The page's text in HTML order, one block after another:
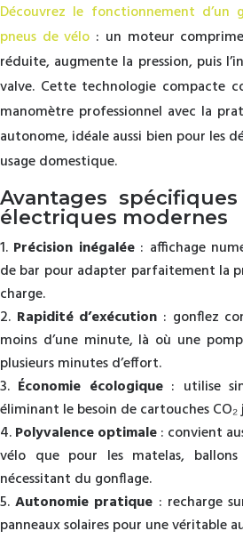
Découvrez le fonctionnement d’un
pneus de vélo : un moteur
réduite, augmente la pression, puis
valve. Cette technologie compacte
manomètre professionnel avec la
autonome, idéale aussi bien pour les
usage domestique.
Avantages
électriques modernes
Précision inégalée: affichage
de bar pour adapter parfaitement la
charge.
Rapidité d’exécution : gonflez
moins d’une minute, là où une
plusieurs minutes d’effort.
Économie écologique: utilise
éliminant le besoin de cartouches CO₂
Polyvalence optimale: convient
vélo que pour les matelas,
nécessitant du gonflage.
Autonomie pratique : recharge
panneaux solaires pour une véritable